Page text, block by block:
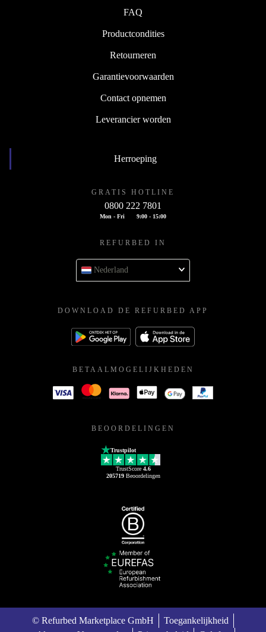
FAQ
Productcondities
Retourneren
Garantievoorwaarden
Contact opnemen
Leverancier worden
Herroeping
GRATIS HOTLINE
0800 222 7801
Mon - Fri 9:00 - 15:00
REFURBED IN
Nederland
DOWNLOAD DE REFURBED APP
BETAALMOGELIJKHEDEN
BEOORDELINGEN
Trustpilot
TrustScore 4.6
205719Beoordelingen
© Refurbed Marketplace GmbH
Toegankelijkheid